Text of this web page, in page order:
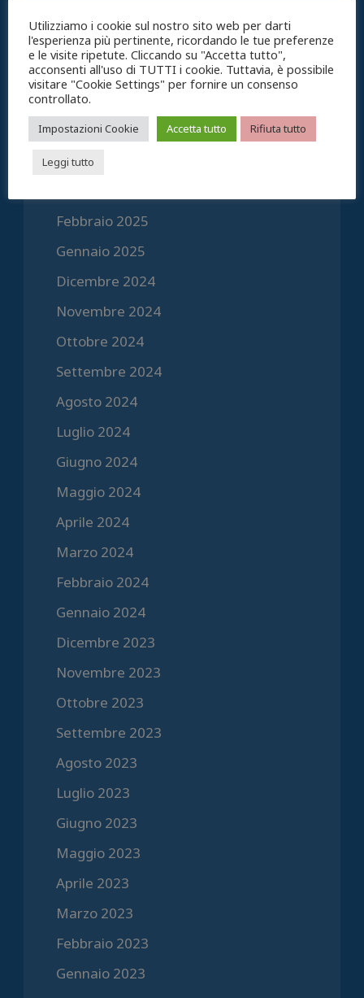
Agosto 2025
Luglio 2025
Giugno 2025
Maggio 2025
Aprile 2025
Febbraio 2025
Gennaio 2025
Dicembre 2024
Novembre 2024
Ottobre 2024
Settembre 2024
Agosto 2024
Luglio 2024
Giugno 2024
Maggio 2024
Aprile 2024
Marzo 2024
Febbraio 2024
Gennaio 2024
Dicembre 2023
Novembre 2023
Ottobre 2023
Settembre 2023
Agosto 2023
Luglio 2023
Giugno 2023
Maggio 2023
Aprile 2023
Marzo 2023
Febbraio 2023
Gennaio 2023
Utilizziamo i cookie sul nostro sito web per darti
l'esperienza più pertinente, ricordando le tue preferenze
e le visite ripetute. Cliccando su "Accetta tutto",
acconsenti all'uso di TUTTI i cookie. Tuttavia, è possibile
visitare "Cookie Settings" per fornire un consenso
controllato.
Impostazioni Cookie Accetta tutto Rifiuta tutto
Leggi tutto